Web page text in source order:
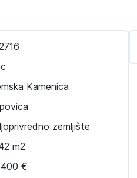
Kamenica
zemljište
m2
€